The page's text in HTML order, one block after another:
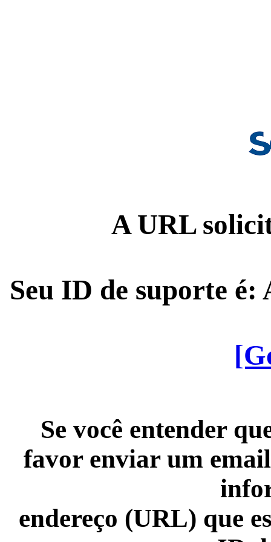
A URL
Seu ID de suporte é:
Se você entender
favor enviar um
endereço (URL) que